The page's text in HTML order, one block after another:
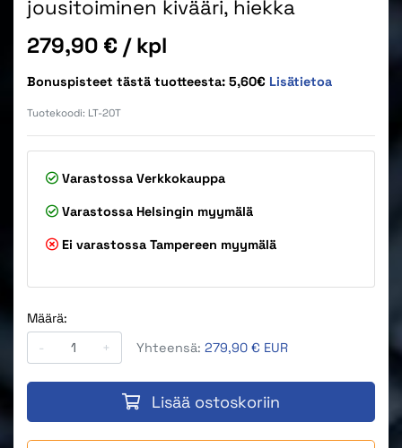
jousitoiminen kivääri, hiekka
Hinta
279,90 € / kpl
Bonuspisteet tästä tuotteesta: 5,60€ Lisätietoa
Tuotekoodi: LT-20T
Varastossa Verkkokauppa
Varastossa Helsingin myymälä
Ei varastossa Tampereen myymälä
Määrä:
-
+ Yhteensä: 279,90 € EUR
Lisää ostoskoriin